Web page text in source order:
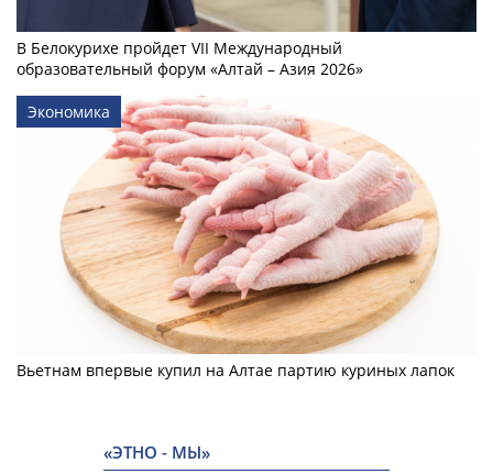
В Белокурихе пройдет VII Международный
образовательный форум «Алтай – Азия 2026»
Экономика
Вьетнам впервые купил на Алтае партию куриных лапок
«ЭТНО - МЫ»